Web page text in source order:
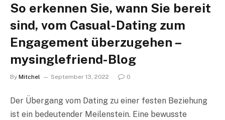
So erkennen Sie, wann Sie bereit
sind, vom Casual-Dating zum
Engagement überzugehen –
mysinglefriend-Blog
By Mitchel September 13, 2022 0
Der Übergang vom Dating zu einer festen Beziehung
ist ein bedeutender Meilenstein. Eine bewusste